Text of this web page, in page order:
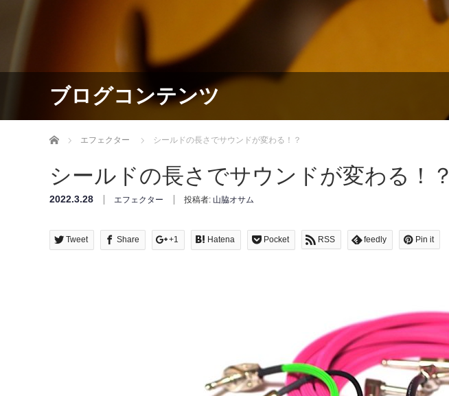
ブログコンテンツ
Home エフェクター シールドの長さでサウンドが変わる！？
シールドの長さでサウンドが変わる！？
2022.3.28 エフェクター 投稿者: 山脇オサム
Tweet Share +1 Hatena Pocket RSS feedly Pin it